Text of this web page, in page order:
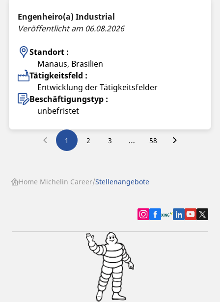
Engenheiro(a) Industrial
Veröffentlicht am 06.08.2026
Standort :
Manaus, Brasilien
Tätigkeitsfeld :
Entwicklung der Tätigkeitsfelder
Beschäftigungstyp :
unbefristet
1 2 3 … 58
Home Michelin Career Stellenangebote